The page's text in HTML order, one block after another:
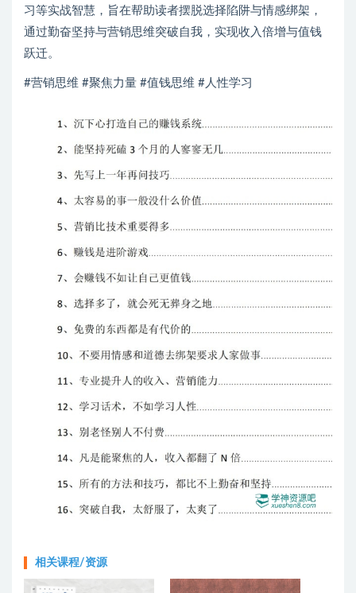
习等实战智慧，旨在帮助读者摆脱选择陷阱与情感绑架，
通过勤奋坚持与营销思维突破自我，实现收入倍增与值钱
跃迁。
#营销思维 #聚焦力量 #值钱思维 #人性学习
相关课程/资源